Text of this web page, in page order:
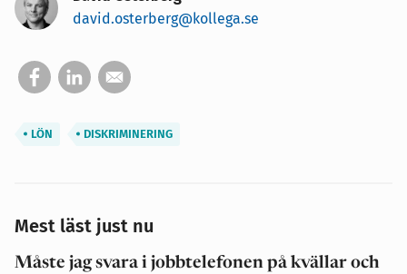
david.osterberg@kollega.se
LÖN DISKRIMINERING
Mest läst just nu
Måste jag svara i jobbtelefonen på kvällar och